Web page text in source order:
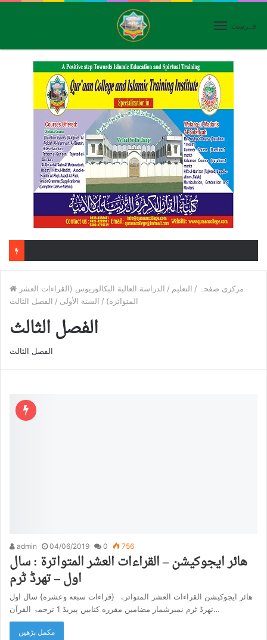
فہرست
مرکزی صفحہ / التعليم / الدراسة العالية البكالوريوس (القراءات العشر
المتواترة) / السنة الأولى / الفصل الثالث
الفصل الثالث
الفصل الثالث
admin 04/06/2019 0 756
هائر ایجوکیشن – القراءات العشر المتواترۃ : سال
اول – تھرڈ ٹرم
هائر ایجوکیشن القراءات العشر المتواترۃ {قراءات سبعه وعشره} سال اول
تھرڈ ٹرم نمبرشمار مضامین مقرره کتابیں پیریڈ 1 ترجمۃ القرآن…
مکمل پڑھیں